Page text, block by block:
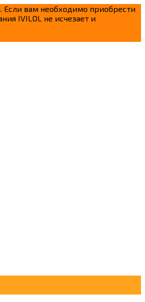
Если вам необходимо приобрести
IVILOL не исчезает и